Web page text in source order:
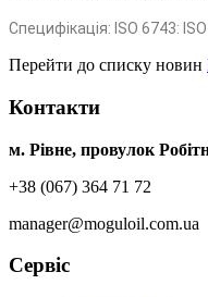
Специфікація: ISO 6743:
Перейти до списку новин
Контакти
м. Рівне, провулок
+38 (067) 364 71 72
manager@moguloil.com.ua
Сервіс